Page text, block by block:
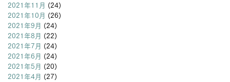
2021年11月 (24)
2021年10月 (26)
2021年9月 (24)
2021年8月 (22)
2021年7月 (24)
2021年6月 (24)
2021年5月 (20)
2021年4月 (27)